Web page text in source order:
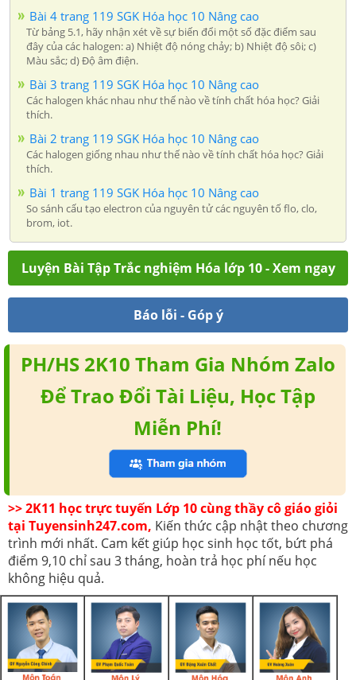
Bài 4 trang 119 SGK Hóa học 10 Nâng cao
Từ bảng 5.1, hãy nhận xét về sự biến đổi một số đặc điểm sau
đây của các halogen: a) Nhiệt độ nóng chảy; b) Nhiệt độ sôi; c)
Màu sắc; d) Độ âm điện.
Bài 3 trang 119 SGK Hóa học 10 Nâng cao
Các halogen khác nhau như thế nào về tính chất hóa học? Giải
thích.
Bài 2 trang 119 SGK Hóa học 10 Nâng cao
Các halogen giống nhau như thế nào về tính chất hóa học? Giải
thích.
Bài 1 trang 119 SGK Hóa học 10 Nâng cao
So sánh cấu tạo electron của nguyên tử các nguyên tố flo, clo,
brom, iot.
Luyện Bài Tập Trắc nghiệm Hóa lớp 10 - Xem ngay
Báo lỗi - Góp ý
PH/HS 2K10 Tham Gia Nhóm Zalo
Để Trao Đổi Tài Liệu, Học Tập
Miễn Phí!
>> 2K11 học trực tuyến Lớp 10 cùng thầy cô giáo giỏi
tại Tuyensinh247.com, Kiến thức cập nhật theo chương
trình mới nhất. Cam kết giúp học sinh học tốt, bứt phá
điểm 9,10 chỉ sau 3 tháng, hoàn trả học phí nếu học
không hiệu quả.